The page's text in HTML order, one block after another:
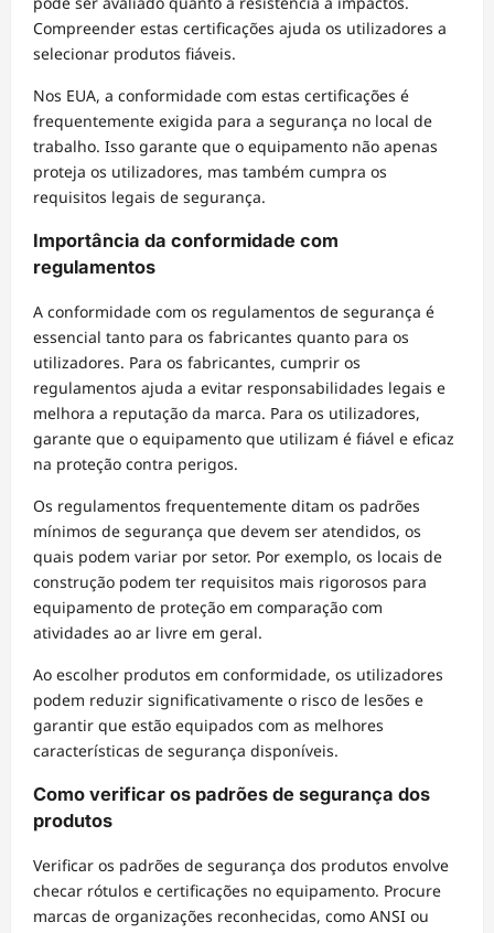
Compreender estas certificações ajuda os utilizadores a
selecionar produtos fiáveis.
Nos EUA, a conformidade com estas certificações é
frequentemente exigida para a segurança no local de
trabalho. Isso garante que o equipamento não apenas
proteja os utilizadores, mas também cumpra os
requisitos legais de segurança.
Importância da conformidade com
regulamentos
A conformidade com os regulamentos de segurança é
essencial tanto para os fabricantes quanto para os
utilizadores. Para os fabricantes, cumprir os
regulamentos ajuda a evitar responsabilidades legais e
melhora a reputação da marca. Para os utilizadores,
garante que o equipamento que utilizam é fiável e eficaz
na proteção contra perigos.
Os regulamentos frequentemente ditam os padrões
mínimos de segurança que devem ser atendidos, os
quais podem variar por setor. Por exemplo, os locais de
construção podem ter requisitos mais rigorosos para
equipamento de proteção em comparação com
atividades ao ar livre em geral.
Ao escolher produtos em conformidade, os utilizadores
podem reduzir significativamente o risco de lesões e
garantir que estão equipados com as melhores
características de segurança disponíveis.
Como verificar os padrões de segurança dos
produtos
Verificar os padrões de segurança dos produtos envolve
checar rótulos e certificações no equipamento. Procure
marcas de organizações reconhecidas, como ANSI ou